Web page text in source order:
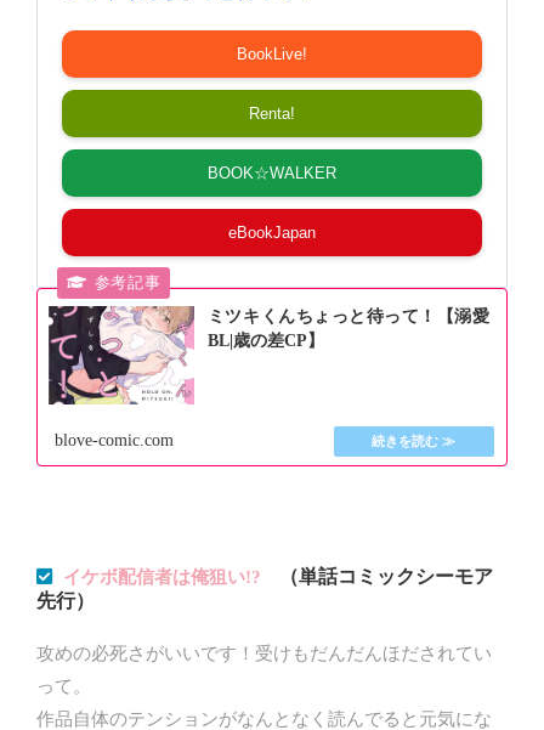
BookLive!
Renta!
BOOK☆WALKER
eBookJapan
ミツキくんちょっと待って！【溺愛
BL|歳の差CP】
blove-comic.com
イケボ配信者は俺狙い!?
（単話コミックシーモア
先行）
攻めの必死さがいいです！受けもだんだんほだされてい
って。
作品自体のテンションがなんとなく読んでると元気にな